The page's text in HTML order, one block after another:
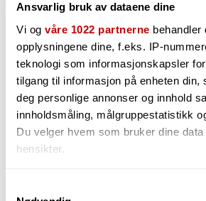
Ansvarlig bruk av dataene dine
Vi og våre 1022 partnerne behandler
opplysningene dine, f.eks. IP-
teknologi som informasjonskapsler
tilgang til informasjon på enheten din,
deg personlige annonser og innhold
innholdsmåling, målgruppestatistikk
Du velger hvem som bruker dine
hensikter.
3 999,-